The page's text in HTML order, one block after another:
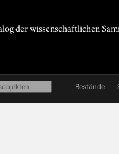
der wissenschaftlichen
Bestände